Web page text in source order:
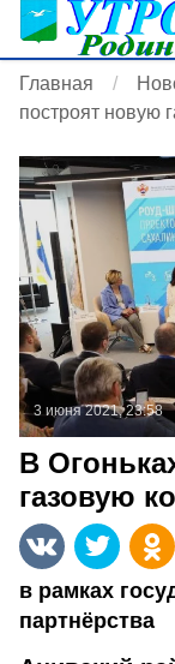
Главная
построят новую
3 июня 2021, 23:58
В
газовую
в рамках
партнёрства